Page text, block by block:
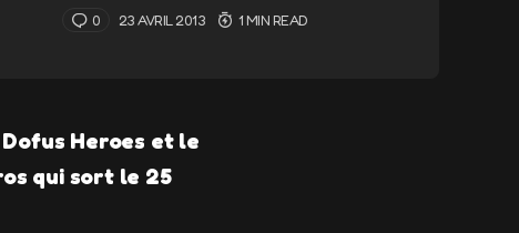
0 23 AVRIL 2013 1 MIN READ
Heroes et le
qui sort le 25